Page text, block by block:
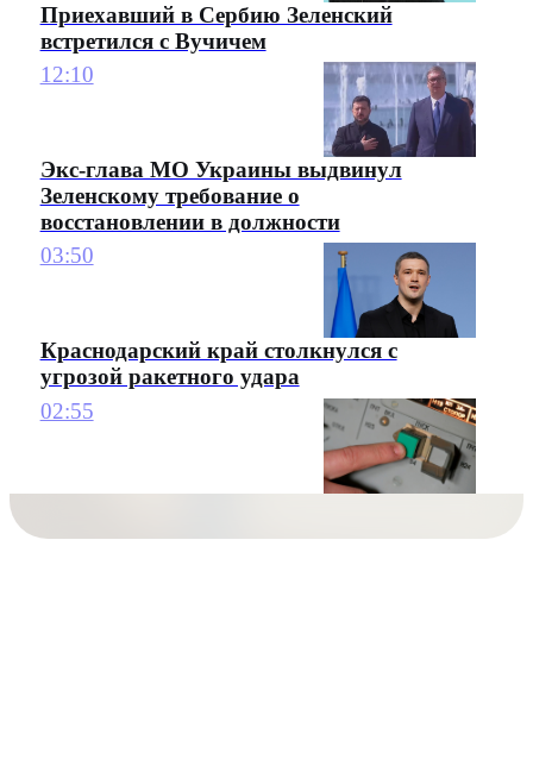
Приехавший в Сербию Зеленский
встретился с Вучичем
12:10
Экс-глава МО Украины выдвинул
Зеленскому требование о
восстановлении в должности
03:50
Краснодарский край столкнулся с
угрозой ракетного удара
02:55